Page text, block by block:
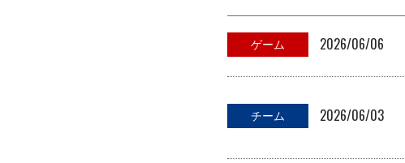
ゲーム 2026/06/06
チーム 2026/06/03